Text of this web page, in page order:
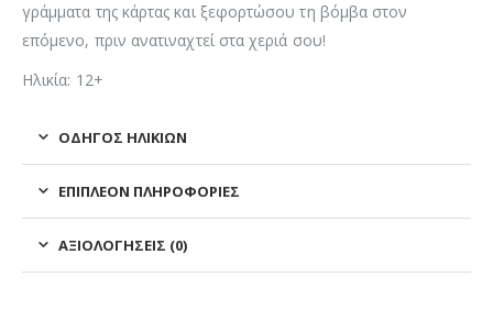
γράμματα της κάρτας και ξεφορτώσου τη βόμβα στον
επόμενο, πριν ανατιναχτεί στα χεριά σου!
Ηλικία: 12+
ΟΔΗΓΌΣ ΗΛΙΚΙΏΝ
ΕΠΙΠΛΈΟΝ ΠΛΗΡΟΦΟΡΊΕΣ
ΑΞΙΟΛΟΓΉΣΕΙΣ (0)